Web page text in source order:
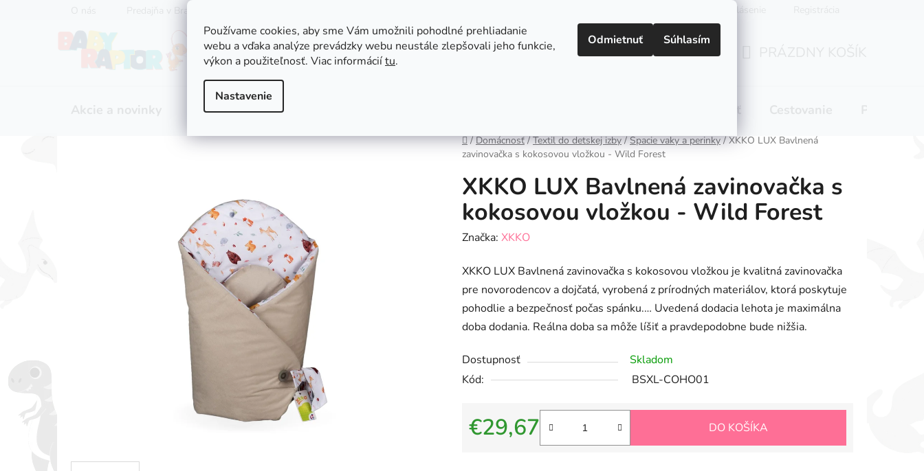
Používame cookies, aby sme Vám umožnili pohodlné prehliadanie
webu a vďaka analýze prevádzky webu neustále zlepšovali jeho funkcie,
výkon a použiteľnosť. Viac informáciítu.
Nastavenie
Odmietnuť Súhlasím
Predajňa v Bratislave Prihlásenie
Zľavy Kočíky
Domov
/ Domácnosť / Textil do detskej izby / Spacie vaky a perinky / XKKO LUX Bavlnená
zavinovačka s kokosovou vložkou - Wild Forest
XKKO LUX Bavlnená zavinovačka s
kokosovou vložkou - Wild Forest
Značka: XKKO
XKKO LUX Bavlnená zavinovačka s kokosovou vložkou je kvalitná zavinovačka
pre novorodencov a dojčatá, vyrobená z prírodných materiálov, ktorá poskytuje
pohodlie a bezpečnosť počas spánku.… Uvedená dodacia lehota je maximálna
doba dodania. Reálna doba sa môže líšiť a pravdepodobne bude nižšia.
Dostupnosť
Skladom
Kód:
BSXL-COHO01
€29,67
Jednotková cena:
DO KOŠÍKA